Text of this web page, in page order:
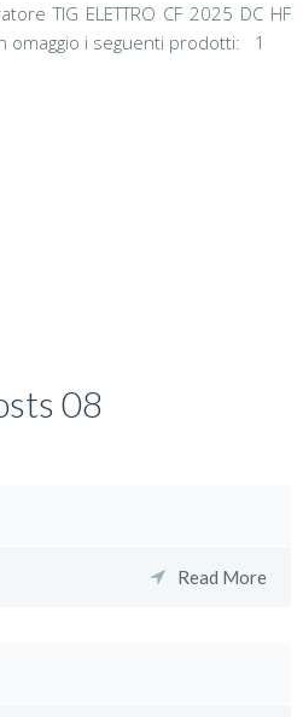
TIG ELETTRO CF 2025 DC HF
omaggio i seguenti prodotti: 1
08
Read More